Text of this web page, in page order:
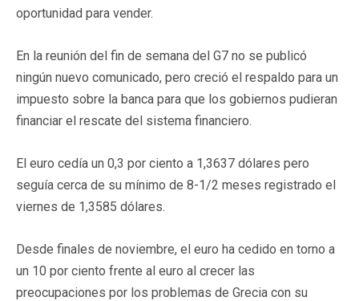
oportunidad para vender.
En la reunión del fin de semana del G7 no se publicó
ningún nuevo comunicado, pero creció el respaldo para un
impuesto sobre la banca para que los gobiernos pudieran
financiar el rescate del sistema financiero.
El euro cedía un 0,3 por ciento a 1,3637 dólares pero
seguía cerca de su mínimo de 8-1/2 meses registrado el
viernes de 1,3585 dólares.
Desde finales de noviembre, el euro ha cedido en torno a
un 10 por ciento frente al euro al crecer las
preocupaciones por los problemas de Grecia con su